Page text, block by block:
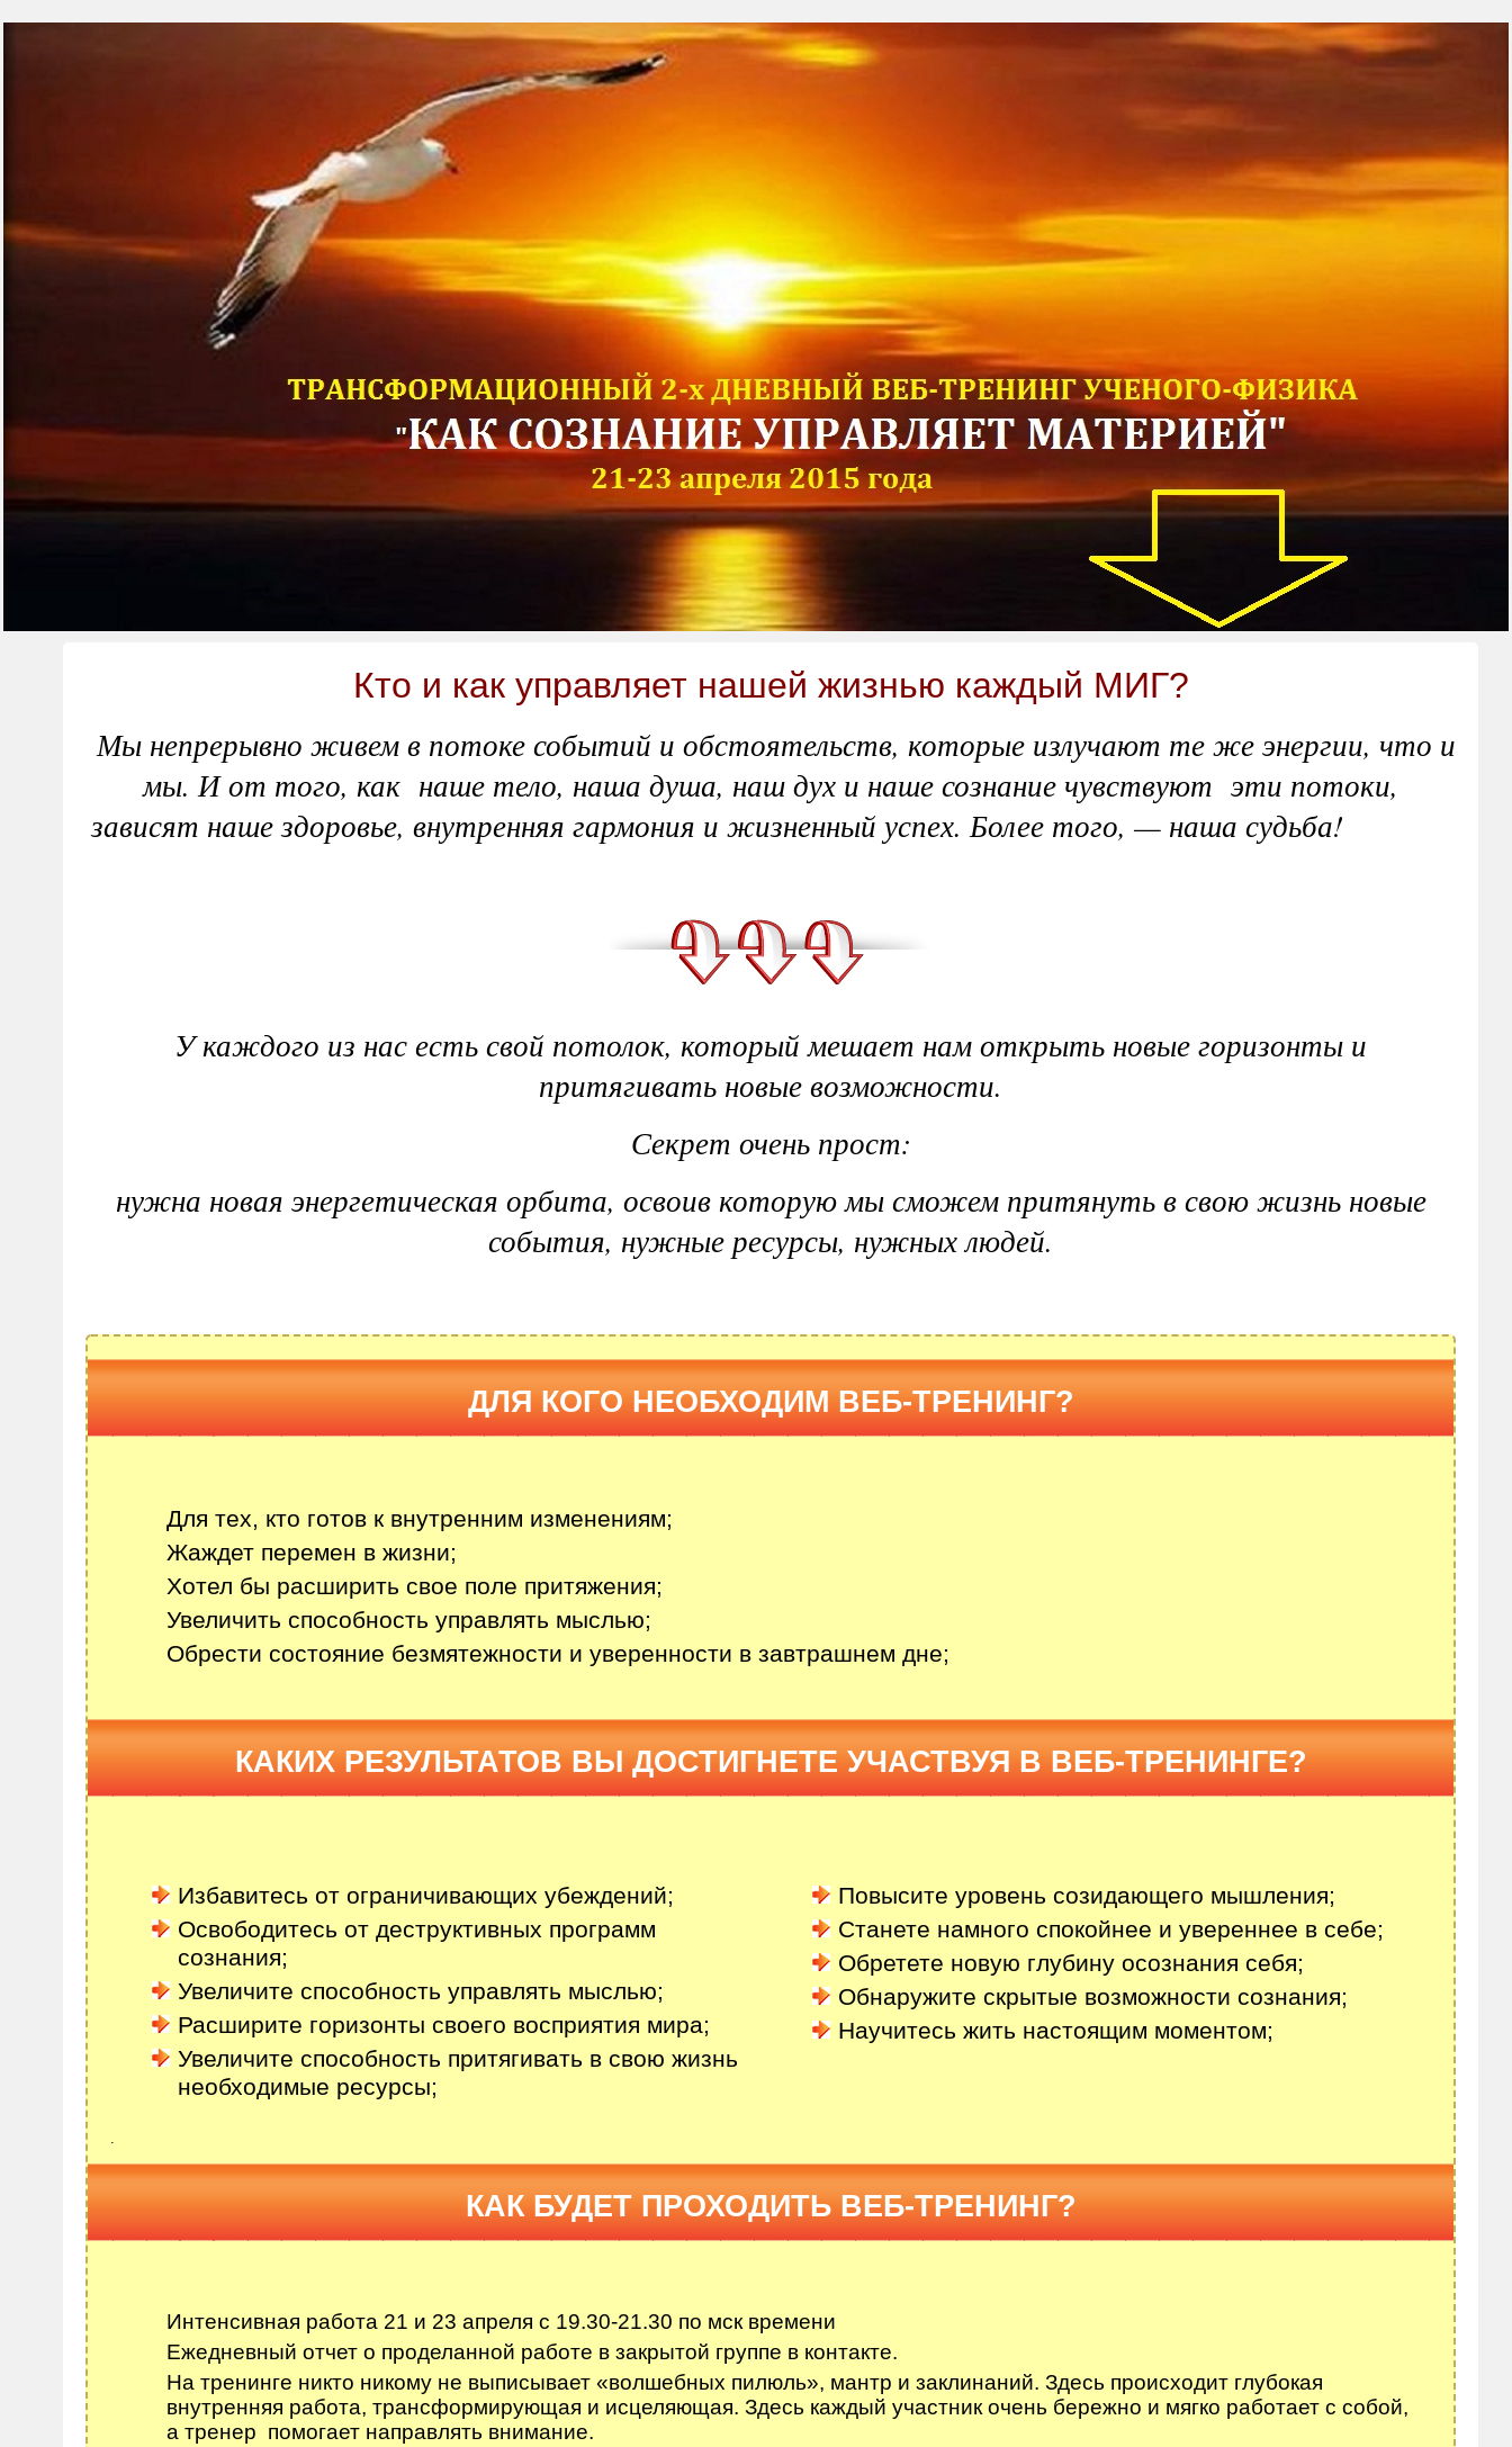
Кто и как управляет нашей жизнью каждый МИГ?
Мы непрерывно живем в потоке событий и обстоятельств, которые излучают те же энергии, что и
мы. И от того, как наше тело, наша душа, наш дух и наше сознание чувствуют эти потоки,
зависят наше здоровье, внутренняя гармония и жизненный успех. Более того, — наша судьба!
У каждого из нас есть свой потолок, который мешает нам открыть новые горизонты и
притягивать новые возможности.
Секрет очень прост:
нужна новая энергетическая орбита, освоив которую мы сможем притянуть в свою жизнь новые
события, нужные ресурсы, нужных людей.
ДЛЯ КОГО НЕОБХОДИМ ВЕБ-ТРЕНИНГ?
Для тех, кто готов к внутренним изменениям;
Жаждет перемен в жизни;
Хотел бы расширить свое поле притяжения;
Увеличить способность управлять мыслью;
Обрести состояние безмятежности и уверенности в завтрашнем дне;
КАКИХ РЕЗУЛЬТАТОВ ВЫ ДОСТИГНЕТЕ УЧАСТВУЯ В ВЕБ-ТРЕНИНГЕ?
Избавитесь от ограничивающих убеждений;
Освободитесь от деструктивных программ
сознания;
Увеличите способность управлять мыслью;
Расширите горизонты своего восприятия мира;
Увеличите способность притягивать в свою жизнь
необходимые ресурсы;
Повысите уровень созидающего мышления;
Станете намного спокойнее и увереннее в себе;
Обретете новую глубину осознания себя;
Обнаружите скрытые возможности сознания;
Научитесь жить настоящим моментом;
.
КАК БУДЕТ ПРОХОДИТЬ ВЕБ-ТРЕНИНГ?
Интенсивная работа 21 и 23 апреля с 19.30-21.30 по мск времени
Ежедневный отчет о проделанной работе в закрытой группе в контакте.
На тренинге никто никому не выписывает «волшебных пилюль», мантр и заклинаний. Здесь происходит глубокая
внутренняя работа, трансформирующая и исцеляющая. Здесь каждый участник очень бережно и мягко работает с собой,
а тренер помогает направлять внимание.